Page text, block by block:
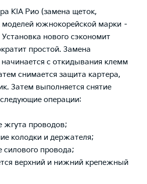
KIA Рио (замена щеток,
моделей южнокорейской марки –
нового сэкономит
простой. Замена
с откидывания клемм
снимается защита картера,
Затем выполняется снятие
операции:
жгута проводов;
колодки и держателя;
силового провода;
верхний и нижний крепежный